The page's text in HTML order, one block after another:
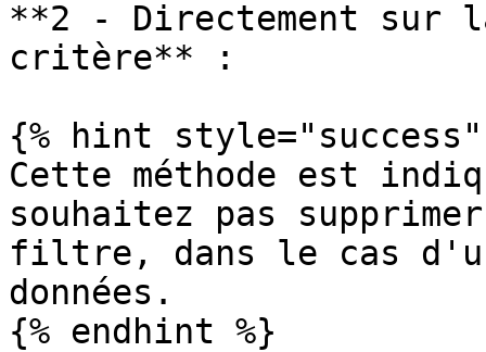
**2 - Directement
critère** :
{% hint style="success"
Cette méthode est
souhaitez pas
filtre, dans le cas
données.
{% endhint %}